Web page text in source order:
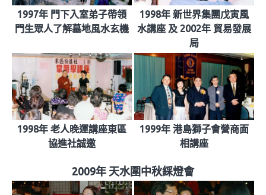
1997年 門下入室弟子帶領
門生眾人了解墓地風水玄機
1998年 新世界集團戊寅風
水講座 及 2002年 貿易發展
局
1998年 老人晚運講座東區
協進社誠邀
1999年 港島獅子會營商面
相講座
2009年 天水圍中秋綵燈會